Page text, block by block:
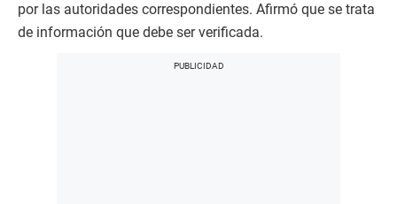
por las autoridades correspondientes. Afirmó que se trata
de información que debe ser verificada.